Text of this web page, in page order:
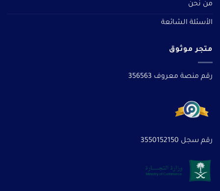
من نحن
الأسئلة الشائعة
متجر موثوق
رقم منصة معروف 356563
رقم سجل 3550152150